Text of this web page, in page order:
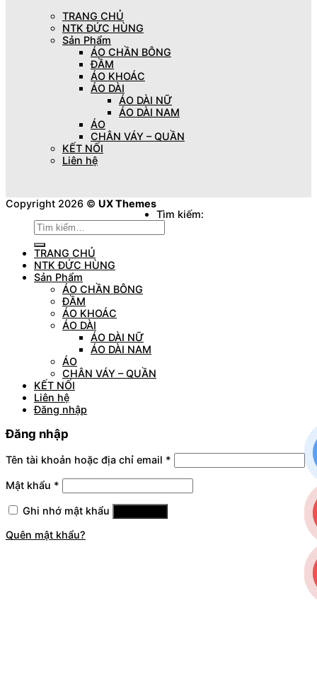
TRANG CHỦ
NTK ĐỨC HÙNG
Sản Phẩm
ÁO CHẦN BÔNG
ĐẦM
ÁO KHOÁC
ÁO DÀI
ÁO DÀI NỮ
ÁO DÀI NAM
ÁO
CHÂN VÁY – QUẦN
KẾT NỐI
Liên hệ
Copyright 2026 © UX Themes
Tìm kiếm:
TRANG CHỦ
NTK ĐỨC HÙNG
Sản Phẩm
ÁO CHẦN BÔNG
ĐẦM
ÁO KHOÁC
ÁO DÀI
ÁO DÀI NỮ
ÁO DÀI NAM
ÁO
CHÂN VÁY – QUẦN
KẾT NỐI
Liên hệ
Đăng nhập
Đăng nhập
Tên tài khoản hoặc địa chỉ email *
Mật khẩu *
Ghi nhớ mật khẩu
Quên mật khẩu?